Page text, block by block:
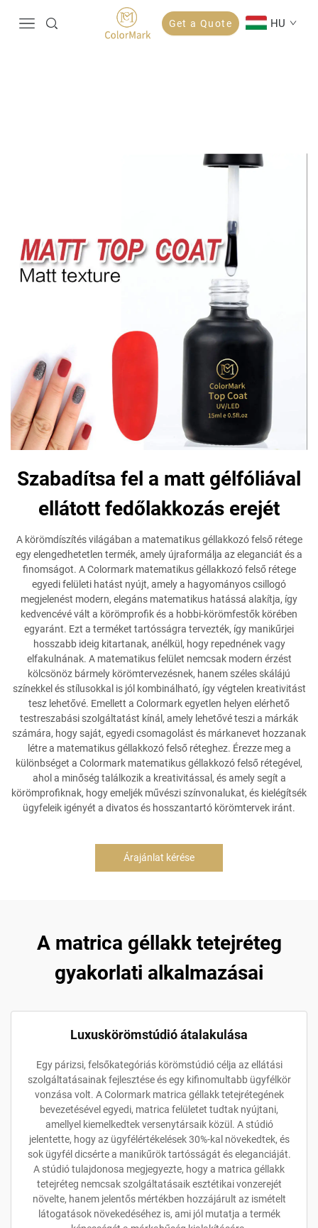
Get a Quote HU
Szabadítsa fel a matt gélfóliával
ellátott fedőlakkozás erejét
A körömdíszítés világában a matematikus géllakkozó felső rétege
egy elengedhetetlen termék, amely újraformálja az eleganciát és a
finomságot. A Colormark matematikus géllakkozó felső rétege
egyedi felületi hatást nyújt, amely a hagyományos csillogó
megjelenést modern, elegáns matematikus hatássá alakítja, így
kedvencévé vált a körömprofik és a hobbi-körömfestők körében
egyaránt. Ezt a terméket tartósságra tervezték, így manikűrjei
hosszabb ideig kitartanak, anélkül, hogy repednének vagy
elfakulnának. A matematikus felület nemcsak modern érzést
kölcsönöz bármely körömtervezésnek, hanem széles skálájú
színekkel és stílusokkal is jól kombinálható, így végtelen kreativitást
tesz lehetővé. Emellett a Colormark egyetlen helyen elérhető
testreszabási szolgáltatást kínál, amely lehetővé teszi a márkák
számára, hogy saját, egyedi csomagolást és márkanevet hozzanak
létre a matematikus géllakkozó felső réteghez. Érezze meg a
különbséget a Colormark matematikus géllakkozó felső rétegével,
ahol a minőség találkozik a kreativitással, és amely segít a
körömprofiknak, hogy emeljék művészi színvonalukat, és kielégítsék
ügyfeleik igényét a divatos és hosszantartó körömtervek iránt.
Árajánlat kérése
A matrica géllakk tetejréteg
gyakorlati alkalmazásai
Luxuskörömstúdió átalakulása
Egy párizsi, felsőkategóriás körömstúdió célja az ellátási
szolgáltatásainak fejlesztése és egy kifinomultabb ügyfélkör
vonzása volt. A Colormark matrica géllakk tetejrétegének
bevezetésével egyedi, matrica felületet tudtak nyújtani,
amellyel kiemelkedtek versenytársaik közül. A stúdió
jelentette, hogy az ügyfélértékelések 30%-kal növekedtek, és
sok ügyfél dicsérte a manikűrök tartósságát és eleganciáját.
A stúdió tulajdonosa megjegyezte, hogy a matrica géllakk
tetejréteg nemcsak szolgáltatásaik esztétikai vonzerejét
növelte, hanem jelentős mértékben hozzájárult az ismételt
látogatások növekedéséhez is, ami jól mutatja a termék